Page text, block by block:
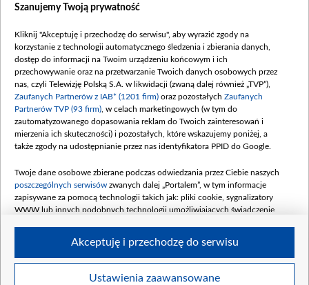
Dostępność
Procedura zgłoszeń wewnętrznych
Szanujemy Twoją prywatność
Kliknij "Akceptuję i przechodzę do serwisu", aby wyrazić zgody na
korzystanie z technologii automatycznego śledzenia i zbierania danych,
dostęp do informacji na Twoim urządzeniu końcowym i ich
przechowywanie oraz na przetwarzanie Twoich danych osobowych przez
nas, czyli Telewizję Polską S.A. w likwidacji (zwaną dalej również „TVP”),
Zaufanych Partnerów z IAB* (1201 firm) oraz pozostałych Zaufanych
Partnerów TVP (93 firm) , w celach marketingowych (w tym do
zautomatyzowanego dopasowania reklam do Twoich zainteresowań i
mierzenia ich skuteczności) i pozostałych, które wskazujemy poniżej, a
także zgody na udostępnianie przez nas identyfikatora PPID do Google.
Twoje dane osobowe zbierane podczas odwiedzania przez Ciebie naszych
poszczególnych serwisów zwanych dalej „Portalem”, w tym informacje
zapisywane za pomocą technologii takich jak: pliki cookie, sygnalizatory
WWW lub innych podobnych technologii umożliwiających świadczenie
Twoje dane osobowe zbierane podczas odwiedzania przez Ciebie
Ustawienia zaawansowane
Akceptuję i przechodzę do serwisu